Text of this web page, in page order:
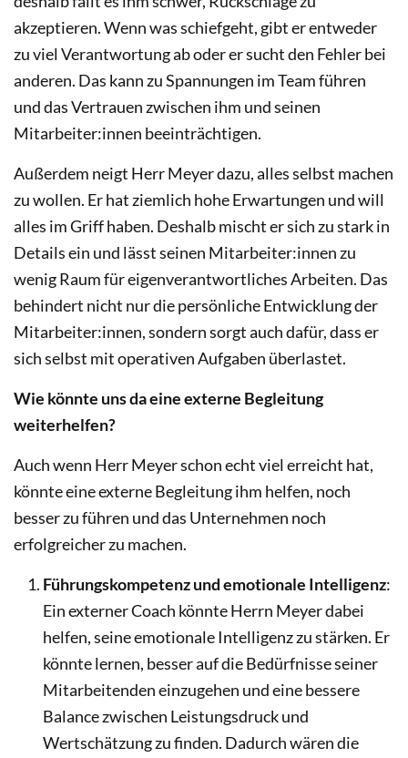
akzeptieren. Wenn was schiefgeht, gibt er entweder
zu viel Verantwortung ab oder er sucht den Fehler bei
anderen. Das kann zu Spannungen im Team führen
und das Vertrauen zwischen ihm und seinen
Mitarbeiter:innen beeinträchtigen.
Außerdem neigt Herr Meyer dazu, alles selbst machen
zu wollen. Er hat ziemlich hohe Erwartungen und will
alles im Griff haben. Deshalb mischt er sich zu stark in
Details ein und lässt seinen Mitarbeiter:innen zu
wenig Raum für eigenverantwortliches Arbeiten. Das
behindert nicht nur die persönliche Entwicklung der
Mitarbeiter:innen, sondern sorgt auch dafür, dass er
sich selbst mit operativen Aufgaben überlastet.
Wie könnte uns da eine externe Begleitung
weiterhelfen?
Auch wenn Herr Meyer schon echt viel erreicht hat,
könnte eine externe Begleitung ihm helfen, noch
besser zu führen und das Unternehmen noch
erfolgreicher zu machen.
Führungskompetenz und emotionale Intelligenz:
Ein externer Coach könnte Herrn Meyer dabei
helfen, seine emotionale Intelligenz zu stärken. Er
könnte lernen, besser auf die Bedürfnisse seiner
Mitarbeitenden einzugehen und eine bessere
Balance zwischen Leistungsdruck und
Wertschätzung zu finden. Dadurch wären die